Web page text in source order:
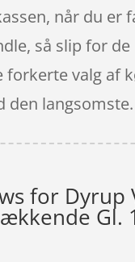
når du er
så slip for de
forkerte valg af
den langsomste.
for Dyrup
Gl.